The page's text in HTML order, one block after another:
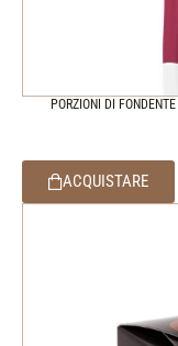
PORZIONI DI
ACQUISTARE